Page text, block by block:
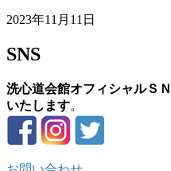
2023年11月11日
SNS
洗心道会館オフィシャルＳ
いたします。